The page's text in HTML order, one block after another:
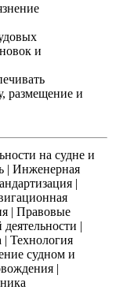
и
размещение и
на судне и
| Инженерная
|
| Правовые
|
| Технология
судном и
|